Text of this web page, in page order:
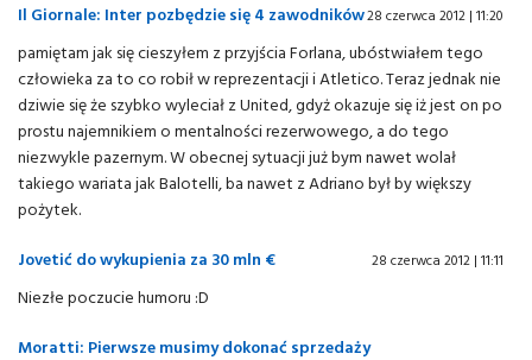
Il Giornale: Inter pozbędzie się 4 zawodników28 czerwca 2012 | 11:20
pamiętam jak się cieszyłem z przyjścia Forlana, ubóstwiałem tego
człowieka za to co robił w reprezentacji i Atletico. Teraz jednak nie
dziwie się że szybko wyleciał z United, gdyż okazuje się iż jest on po
prostu najemnikiem o mentalności rezerwowego, a do tego
niezwykle pazernym. W obecnej sytuacji już bym nawet wolał
takiego wariata jak Balotelli, ba nawet z Adriano był by większy
pożytek.
Jovetić do wykupienia za 30 mln €
28 czerwca 2012 | 11:11
Niezłe poczucie humoru :D
Moratti: Pierwsze musimy dokonać sprzedaży